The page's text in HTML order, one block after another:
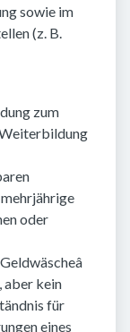
sowie im
(z. B.
zum
oder
aber kein
für
eines